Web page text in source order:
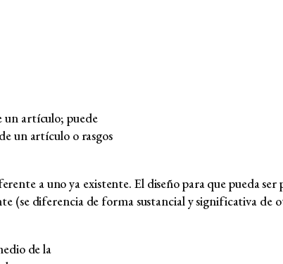
un artículo; puede
un artículo o rasgos
a uno ya existente. El diseño para que pueda
(se diferencia de forma sustancial y significativa de
de la